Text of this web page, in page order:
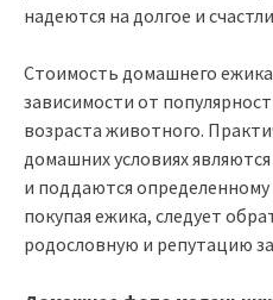
надеются на долгое и
Стоимость домашнего
зависимости от
возраста животного.
домашних условиях
и поддаются
покупая ежика, следует
родословную и репутацию